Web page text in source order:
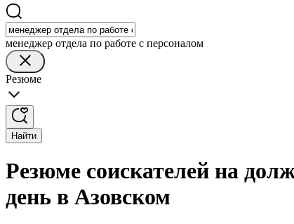
менеджер отдела по работе с персоналом
Резюме
Найти
Резюме соискателей на
день в Азовском